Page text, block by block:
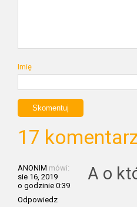
Imię
17
ANONIM mówi:
sie 16, 2019
o godzinie 0:39
Odpowiedz
A o